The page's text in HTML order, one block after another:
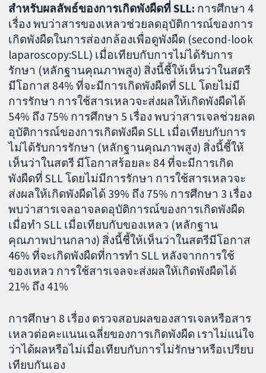
สำหรับผลลัพธ์ของการเกิดพังผืดที่ SLL: การศึกษา 4
เรื่อง พบว่าสารของเหลวช่วยลดอุบัติการณ์ของการ
เกิดพังผืดในการส่องกล้องเพื่อดูพังผืด (second-look
laparoscopy:SLL) เมื่อเทียบกับการไม่ได้รับการ
รักษา (หลักฐานคุณภาพสูง) สิ่งนี้ชี้ให้เห็นว่าในสตรี
มีโอกาส 84% ที่จะมีการเกิดพังผืดที่ SLL โดยไม่มี
การรักษา การใช้สารเหลวจะส่งผลให้เกิดพังผืดได้
54% ถึง 75% การศึกษา 5 เรื่อง พบว่าสารเจลช่วยลด
อุบัติการณ์ของการเกิดพังผืด SLL เมื่อเทียบกับการ
ไม่ได้รับการรักษา (หลักฐานคุณภาพสูง) สิ่งนี้ชี้ให้
เห็นว่าในสตรี มีโอกาสร้อยละ 84 ที่จะมีการเกิด
พังผืดที่ SLL โดยไม่มีการรักษา การใช้สารเหลวจะ
ส่งผลให้เกิดพังผืดได้ 39% ถึง 75% การศึกษา 3 เรื่อง
พบว่าสารเจลอาจลดอุบัติการณ์ของการเกิดพังผืด
เมื่อทำ SLL เมื่อเทียบกับของเหลว (หลักฐาน
คุณภาพปานกลาง) สิ่งนี้ชี้ให้เห็นว่าในสตรีมีโอกาส
46% ที่จะเกิดพังผืดที่การทำ SLL หลังจากการใช้
ของเหลว การใช้สารเจลจะส่งผลให้เกิดพังผืดได้
21% ถึง 41%
การศึกษา 8 เรื่อง ตรวจสอบผลของสารเจลหรือสาร
เหลวต่อคะแนนเฉลี่ยของการเกิดพังผืด เราไม่แน่ใจ
ว่าได้ผลหรือไม่เมื่อเทียบกับการไม่รักษาหรือเปรียบ
เทียบกันเอง